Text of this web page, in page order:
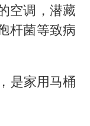
空调，潜藏
杆菌等致病
是家用马桶